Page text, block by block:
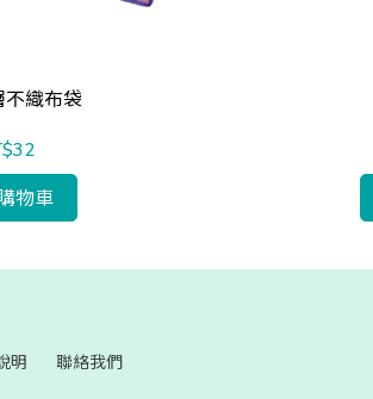
不織布袋
物車
明 聯絡我們